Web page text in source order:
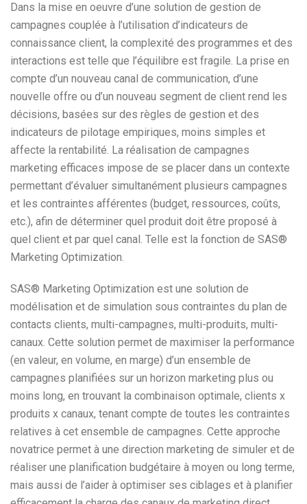
Dans la mise en oeuvre d’une solution de gestion de
campagnes couplée à l’utilisation d’indicateurs de
connaissance client, la complexité des programmes et des
interactions est telle que l’équilibre est fragile. La prise en
compte d’un nouveau canal de communication, d’une
nouvelle offre ou d’un nouveau segment de client rend les
décisions, basées sur des règles de gestion et des
indicateurs de pilotage empiriques, moins simples et
affecte la rentabilité. La réalisation de campagnes
marketing efficaces impose de se placer dans un contexte
permettant d’évaluer simultanément plusieurs campagnes
et les contraintes afférentes (budget, ressources, coûts,
etc.), afin de déterminer quel produit doit être proposé à
quel client et par quel canal. Telle est la fonction de SAS®
Marketing Optimization.
SAS® Marketing Optimization est une solution de
modélisation et de simulation sous contraintes du plan de
contacts clients, multi-campagnes, multi-produits, multi-
canaux. Cette solution permet de maximiser la performance
(en valeur, en volume, en marge) d’un ensemble de
campagnes planifiées sur un horizon marketing plus ou
moins long, en trouvant la combinaison optimale, clients x
produits x canaux, tenant compte de toutes les contraintes
relatives à cet ensemble de campagnes. Cette approche
novatrice permet à une direction marketing de simuler et de
réaliser une planification budgétaire à moyen ou long terme,
mais aussi de l’aider à optimiser ses ciblages et à planifier